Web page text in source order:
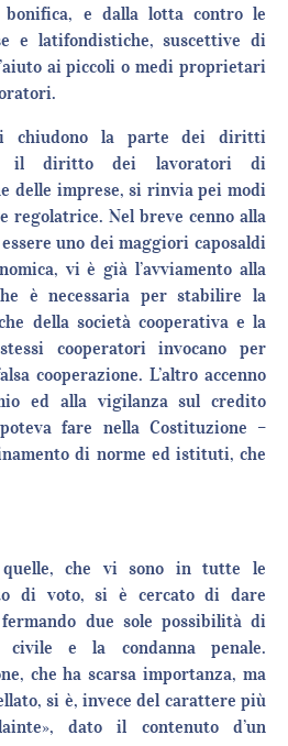
e dalla lotta contro le
e latifondistiche, suscettive di
ai piccoli o medi proprietari
chiudono la parte dei diritti
il diritto dei lavoratori di
delle imprese, si rinvia pei modi
regolatrice. Nel breve cenno alla
uno dei maggiori caposaldi
vi è già l’avviamento alla
è necessaria per stabilire la
della società cooperativa e la
cooperatori invocano per
cooperazione. L’altro accenno
ed alla vigilanza sul credito
fare nella Costituzione –
di norme ed istituti, che
che vi sono in tutte le
di voto, si è cercato di dare
due sole possibilità di
civile e la condanna penale.
che ha scarsa importanza, ma
si è, invece del carattere più
dato il contenuto d’un